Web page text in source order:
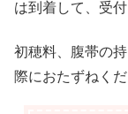
は到着して、受
初穂料、腹帯の
際におたずねくだ